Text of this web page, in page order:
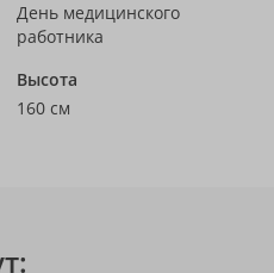
День медицинского
работника
Высота
160 см